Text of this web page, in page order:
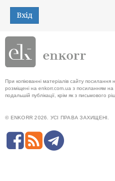
Вхід
При копіюванні матеріалів сайту посилання
розміщені на enkorr.com.ua з посиланням на
подальшій публікації, крім як з письмового
© ENKORR 2026. УСІ ПРАВА ЗАХИЩЕНІ.